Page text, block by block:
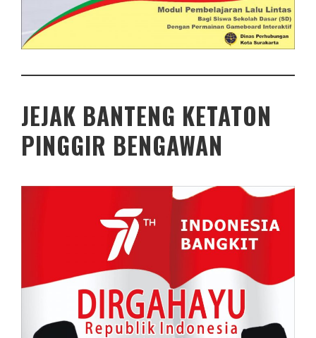
JEJAK BANTENG KETATON
PINGGIR BENGAWAN